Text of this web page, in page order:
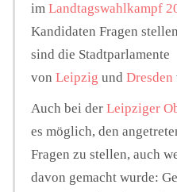
im Landtagswahlkampf
Kandidaten Fragen
sind die Stadtparlamente
von Leipzig und Dresden
Auch bei der Leipziger
es möglich, den
Fragen zu stellen, auch
davon gemacht wurde: